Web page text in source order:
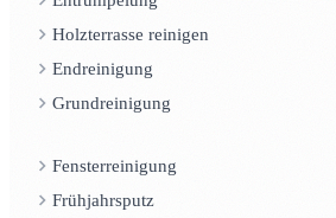
Holzterrasse reinigen
Endreinigung
Grundreinigung
Fensterreinigung
Frühjahrsputz